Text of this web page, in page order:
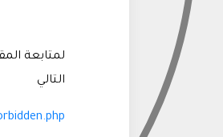
لمتابعة
التالي